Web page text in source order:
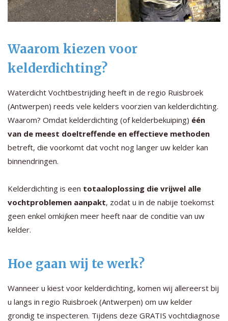
Waarom kiezen voor
kelderdichting?
Waterdicht Vochtbestrijding heeft in de regio Ruisbroek
(Antwerpen) reeds vele kelders voorzien van kelderdichting.
Waarom? Omdat kelderdichting (of kelderbekuiping) één
van de meest doeltreffende en effectieve methoden
betreft, die voorkomt dat vocht nog langer uw kelder kan
binnendringen.
Kelderdichting is een totaaloplossing die vrijwel alle
vochtproblemen aanpakt, zodat u in de nabije toekomst
geen enkel omkijken meer heeft naar de conditie van uw
kelder.
Hoe gaan wij te werk?
Wanneer u kiest voor kelderdichting, komen wij allereerst bij
u langs in regio Ruisbroek (Antwerpen) om uw kelder
grondig te inspecteren. Tijdens deze GRATIS vochtdiagnose